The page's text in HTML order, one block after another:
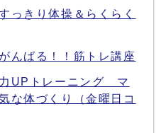
っきり体操＆らくらく
んばる！！筋トレ講座
力UPトレーニング マ
な体づくり（金曜日コ